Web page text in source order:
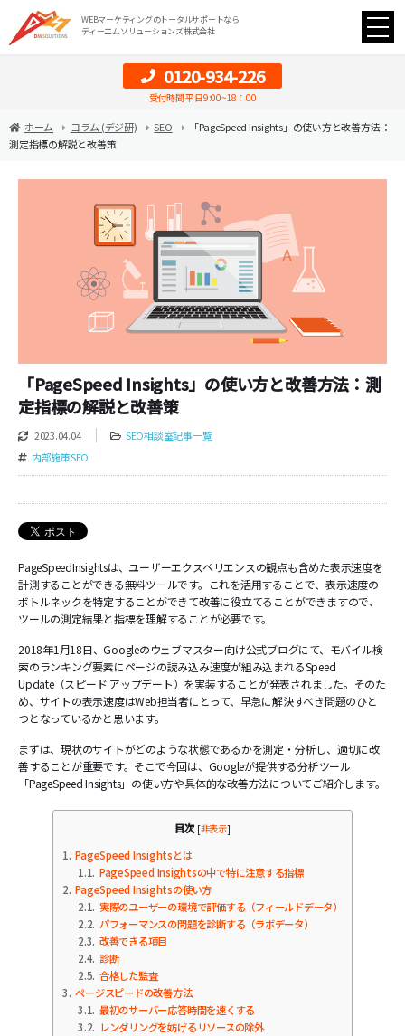
WEBマーケティングのトータルサポートなら
ディーエムソリューションズ株式会社
0120-934-226
受付時間 平日9:00~18：00
ホーム コラム (デジ研) SEO
「PageSpeed Insights」の使い方と改善方法：
測定指標の解説と改善策
「PageSpeed Insights」の使い方と改善方法：測
定指標の解説と改善策
2023.04.04
SEO相談室記事一覧
内部施策SEO
PageSpeedInsightsは、ユーザーエクスペリエンスの観点も含めた表示速度を
計測することができる無料ツールです。これを活用することで、表示速度の
ボトルネックを特定することができて改善に役立てることができますので、
ツールの測定結果と指標を理解することが必要です。
2018年1月18日、Googleのウェブマスター向け公式ブログにて、モバイル検
索のランキング要素にページの読み込み速度が組み込まれるSpeed
Update（スピード アップデート）を実装することが発表されました。そのた
め、サイトの表示速度はWeb担当者にとって、早急に解決すべき問題のひと
つとなっているかと思います。
まずは、現状のサイトがどのような状態であるかを測定・分析し、適切に改
善することが重要です。そこで今回は、Googleが提供する分析ツール
「PageSpeed Insights」の使い方や具体的な改善方法についてご紹介します。
目次 [非表示]
1 PageSpeed Insightsとは
1.1 PageSpeed Insightsの中で特に注意する指標
2 PageSpeed Insightsの使い方
2.1 実際のユーザーの環境で評価する（フィールドデータ）
2.2 パフォーマンスの問題を診断する（ラボデータ）
2.3 改善できる項目
2.4 診断
2.5 合格した監査
3 ページスピードの改善方法
3.1 最初のサーバー応答時間を速くする
3.2
レンダリングを妨げるリソースの除外